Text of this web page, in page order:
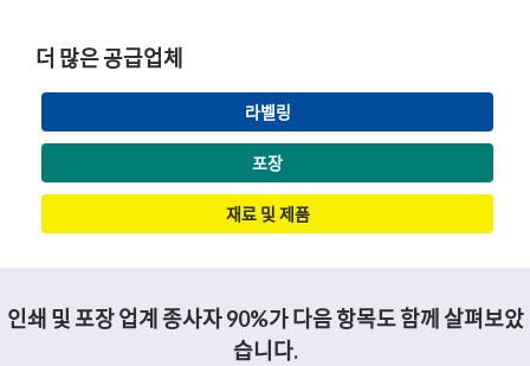
더 많은 공급업체
라벨링
포장
재료 및 제품
인쇄 및 포장 업계 종사자 90%가 다음 항목도 함께 살펴보았
습니다.